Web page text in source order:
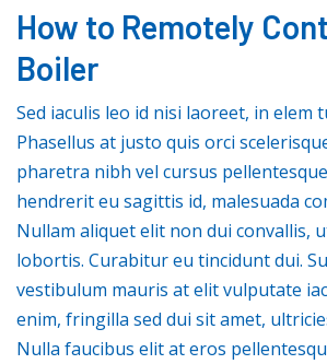
How to Remotely
Boiler
Sed iaculis leo id nisi laoreet, in elem
Phasellus at justo quis orci
pharetra nibh vel cursus
hendrerit eu sagittis id, malesuada
Nullam aliquet elit non dui convallis,
lobortis. Curabitur eu tincidunt dui.
vestibulum mauris at elit vulputate
enim, fringilla sed dui sit amet,
Nulla faucibus elit at eros